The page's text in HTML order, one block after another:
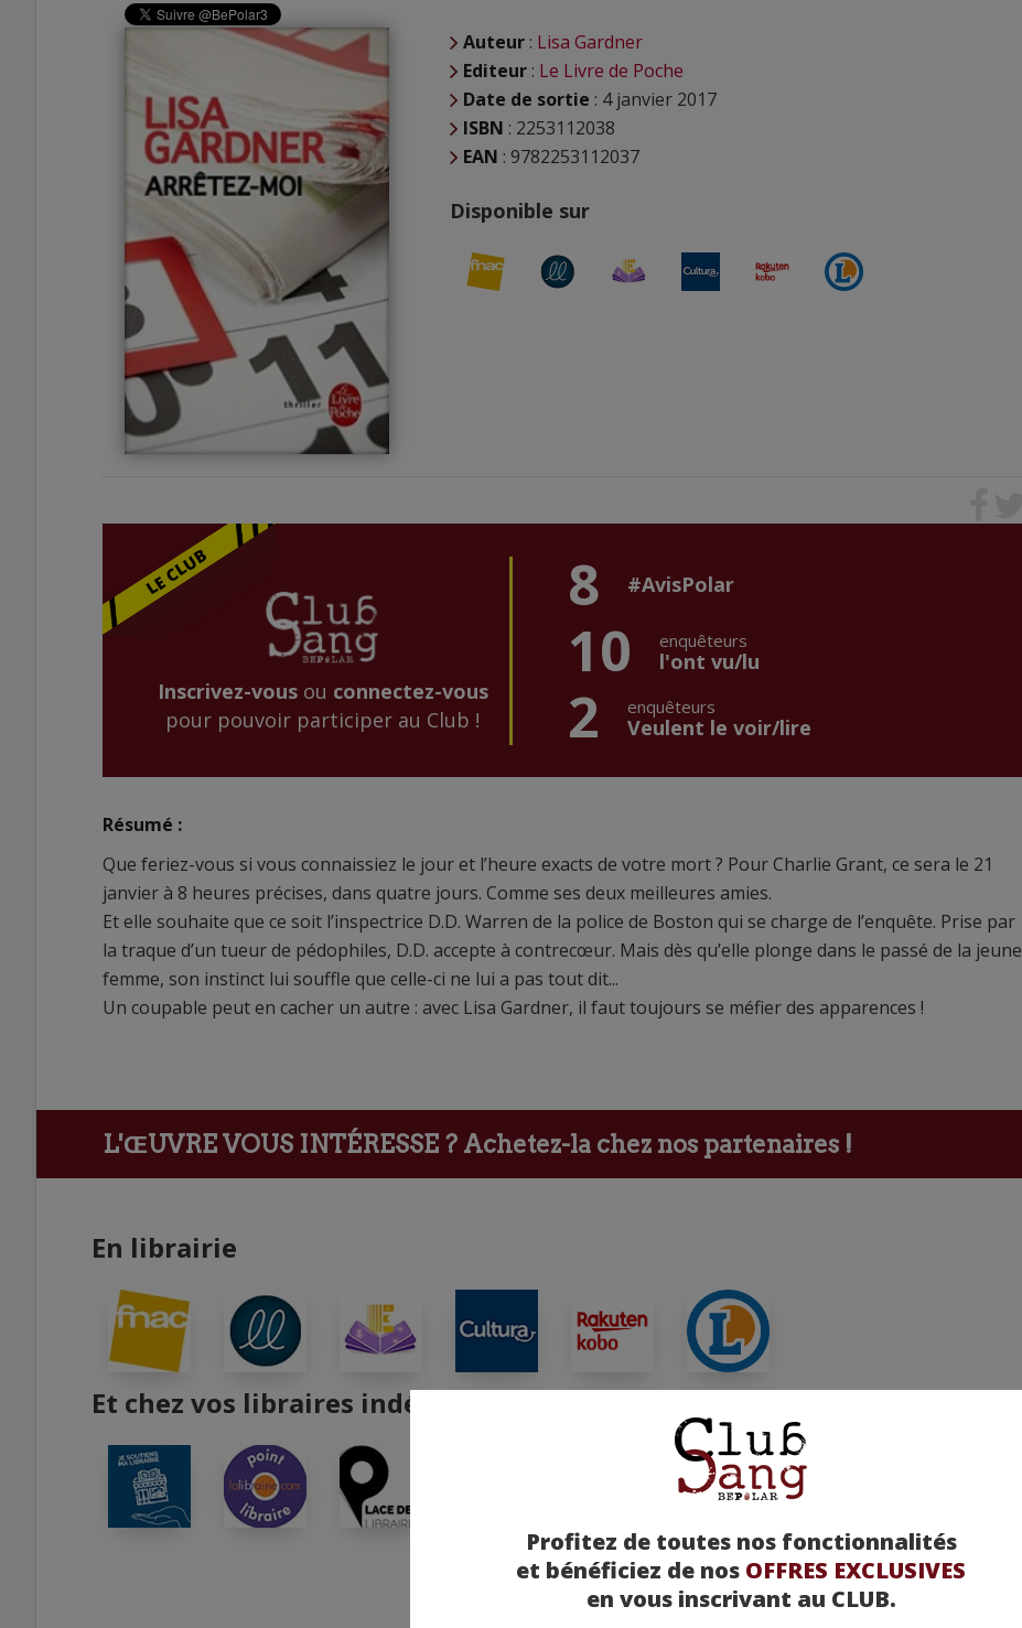
Profitez de toutes nos fonctionnalités
et bénéficiez de nos OFFRES EXCLUSIVES
en vous inscrivant au CLUB.
Auteur : Lisa Gardner
Editeur : Le Livre de Poche
Date de sortie : 4 janvier 2017
ISBN : 2253112038
EAN : 9782253112037
Disponible sur
Inscrivez-vousou connectez-vous
pour pouvoir participer au Club !
8 #AvisPolar
10 enquêteurs
l'ont vu/lu
2 enquêteurs
Veulent le voir/lire
Résumé :
Que feriez-vous si vous connaissiez le jour et l’heure exacts de votre mort ? Pour Charlie Grant, ce sera le 21
janvier à 8 heures précises, dans quatre jours. Comme ses deux meilleures amies.
Et elle souhaite que ce soit l’inspectrice D.D. Warren de la police de Boston qui se charge de l’enquête. Prise par
la traque d’un tueur de pédophiles, D.D. accepte à contrecœur. Mais dès qu’elle plonge dans le passé de la jeune
femme, son instinct lui souffle que celle-ci ne lui a pas tout dit...
Un coupable peut en cacher un autre : avec Lisa Gardner, il faut toujours se méfier des apparences !
L'ŒUVRE VOUS INTÉRESSE ? Achetez-la chez nos partenaires !
En librairie
Et chez vos libraires indépendants